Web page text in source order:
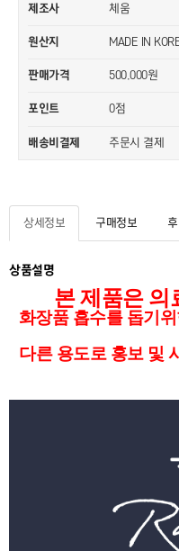
제조사 체움
원산지 MADE IN
판매가격 500,000원
포인트 0점
배송비결제 주문시 결제
상세정보 구매정보 후
상품설명
본 제품은 의
화장품 흡수를 돕기
다른 용도로 홍보 및